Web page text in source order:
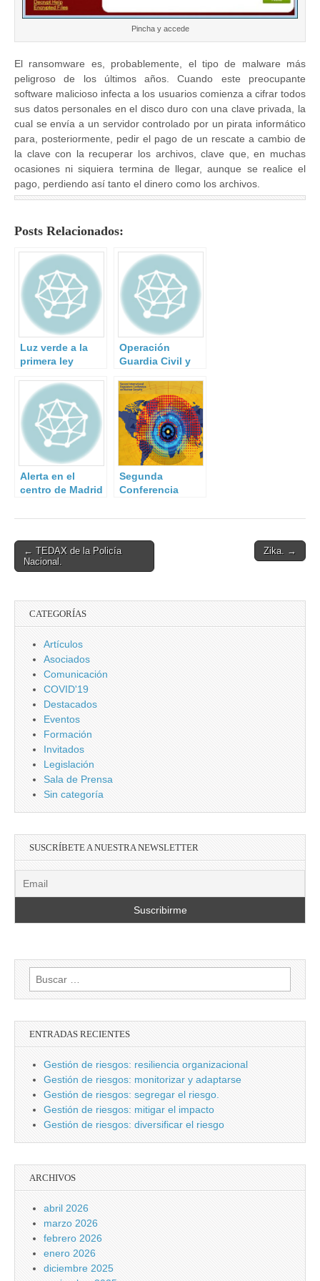
Pincha y accede
El ransomware es, probablemente, el tipo de malware más
peligroso de los últimos años. Cuando este preocupante
software malicioso infecta a los usuarios comienza a cifrar todos
sus datos personales en el disco duro con una clave privada, la
cual se envía a un servidor controlado por un pirata informático
para, posteriormente, pedir el pago de un rescate a cambio de
la clave con la recuperar los archivos, clave que, en muchas
ocasiones ni siquiera termina de llegar, aunque se realice el
pago, perdiendo así tanto el dinero como los archivos.
Posts Relacionados:
Luz verde a la
primera ley
ciberseguridad.
Operación
Guardia Civil y
Alerta en el
centro de Madrid
de material
contenedor.
Segunda
Conferencia
Reguladores
Física Nuclear
Post
navigation
← TEDAX de la Policía
Nacional.
Zika. →
CATEGORÍAS
Artículos
Asociados
Comunicación
COVID'19
Destacados
Eventos
Formación
Invitados
Legislación
Sala de Prensa
Sin categoría
SUSCRÍBETE A NUESTRA NEWSLETTER
Buscar:
ENTRADAS RECIENTES
Gestión de riesgos: resiliencia organizacional
Gestión de riesgos: monitorizar y adaptarse
Gestión de riesgos: segregar el riesgo.
Gestión de riesgos: mitigar el impacto
Gestión de riesgos: diversificar el riesgo
ARCHIVOS
abril 2026
marzo 2026
febrero 2026
enero 2026
diciembre 2025